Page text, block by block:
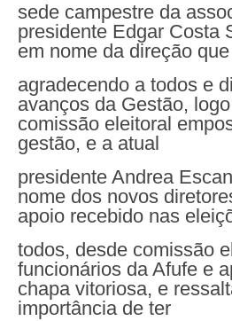
sede campestre da
presidente Edgar Costa
em nome da direção
agradecendo a todos e
avanços da Gestão,
comissão eleitoral
gestão, e a atual
presidente Andrea
nome dos novos
apoio recebido nas
todos, desde comissão
funcionários da Afufe e
chapa vitoriosa, e
importância de ter